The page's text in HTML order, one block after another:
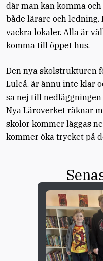
där man kan komma
både lärare och
vackra lokaler. Alla är
komma till öppet hus.
Den nya skolstrukturen
Luleå, är ännu inte klar
sa nej till
Nya Läroverket räknar
skolor kommer läggas
kommer öka trycket på